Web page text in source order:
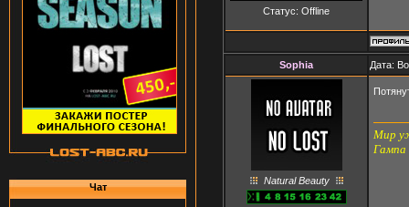
Чат
Статус: Offline
Sophia Дата:
Natural Beauty
Мир
Гампа